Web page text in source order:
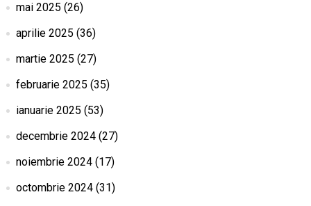
mai 2025 (26)
aprilie 2025 (36)
martie 2025 (27)
februarie 2025 (35)
ianuarie 2025 (53)
decembrie 2024(27)
noiembrie 2024(17)
octombrie 2024(31)